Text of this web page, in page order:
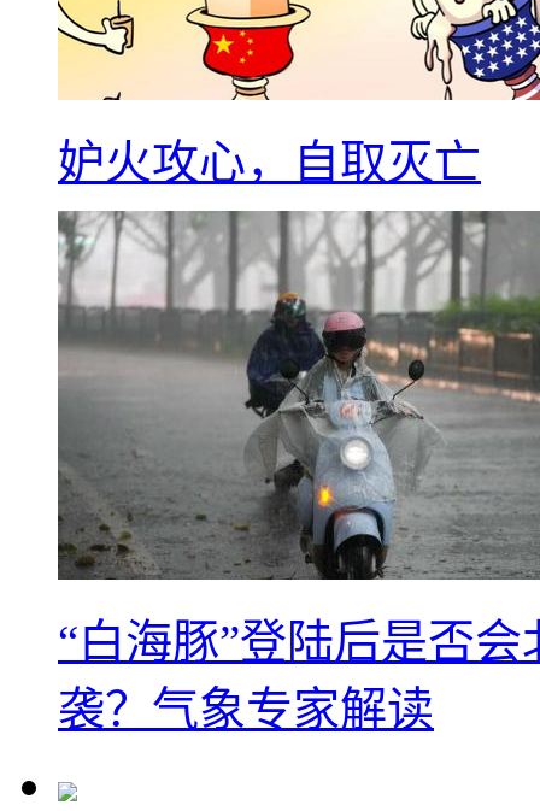
妒火攻心，自取灭亡
“白海豚”登陆后是否
袭？气象专家解读